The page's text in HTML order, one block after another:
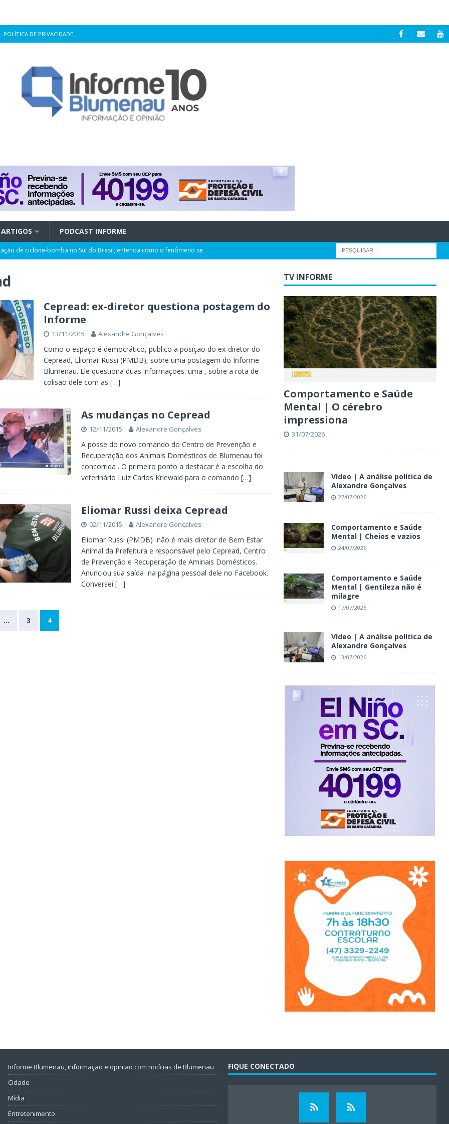
POLÍTICA DE PRIVACIDADE
ARTIGOS PODCAST INFORME
de ciclone-bomba no Sul do Brasil; entenda como o fenômeno se
ano com corte de 0,25 ponto pela quarta vez
artificial, expansão de negócios e liderança em Blumenau
programa de capacitação do mercado imobiliário realiza palestras
de Blumenau para celebrar o ritual da cerveja e dos encontros
construir o Plano Municipal dos Direitos da Pessoa com
Cepread: ex-diretor questiona postagem do
Informe
13/11/2015 Alexandre Gonçalves
Como o espaço é democrático, publico a posição do ex-diretor do
Cepread, Eliomar Russi (PMDB), sobre uma postagem do Informe
Blumenau. Ele questiona duas informações: uma , sobre a rota de
colisão dele com as […]
As mudanças no Cepread
12/11/2015 Alexandre Gonçalves
A posse do novo comando do Centro de Prevenção e
Recuperação dos Animais Domésticos de Blumenau foi
concorrida . O primeiro ponto a destacar é a escolha do
veterinário Luiz Carlos Kriewald para o comando […]
Eliomar Russi deixa Cepread
02/11/2015 Alexandre Gonçalves
Eliomar Russi (PMDB) não é mais diretor de Bem Estar
Animal da Prefeitura e responsável pelo Cepread, Centro
de Prevenção e Recuperação de Aminais Domésticos.
Anunciou sua saída na página pessoal dele no Facebook.
Conversei […]
… 3 4
TV INFORME
Comportamento e Saúde
Mental | O cérebro
impressiona
31/07/2026
Vídeo | A análise política de
Alexandre Gonçalves
27/07/2026
Comportamento e Saúde
Mental | Cheios e vazios
24/07/2026
Comportamento e Saúde
Mental | Gentileza não é
milagre
17/07/2026
Vídeo | A análise política de
Alexandre Gonçalves
13/07/2026
Informe Blumenau, informação e opinião com notícias de Blumenau
Cidade
Mídia
Entretenimento
FIQUE CONECTADO